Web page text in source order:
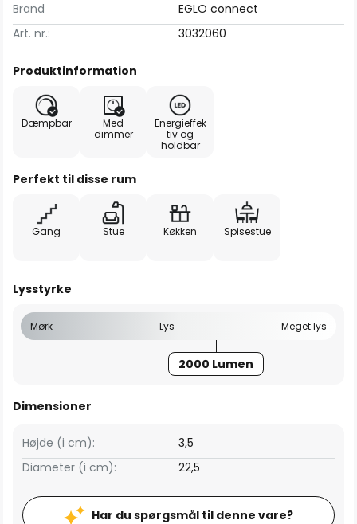
Brand
EGLO connect
Art. nr.:
3032060
Produktinformation
Dæmpbar
Med
dimmer
Energieffek
tiv og
holdbar
Perfekt til disse rum
Gang Stue Køkken Spisestue
Lysstyrke
Mørk Lys Meget lys
2000 Lumen
Dimensioner
Højde (i cm):
3,5
Diameter (i cm):
22,5
Har du spørgsmål til denne vare?